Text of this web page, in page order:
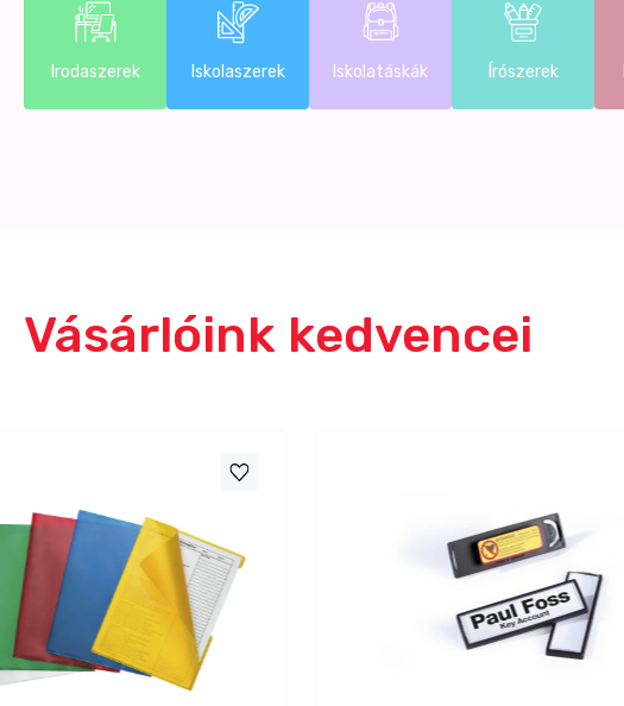
Irodaszerek Iskolaszerek Iskolatáskák Írószerek
Vásárlóink kedvencei